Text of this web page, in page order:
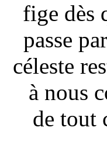
fige dès
passe
céleste
à nous
de tout